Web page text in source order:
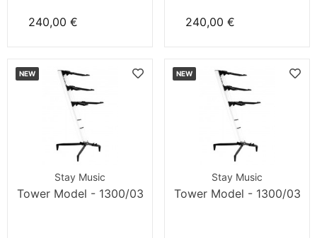
240,00 € 240,00 €
NEW
Stay Music
Tower Model - 1300/03
NEW
Stay Music
Tower Model - 1300/03